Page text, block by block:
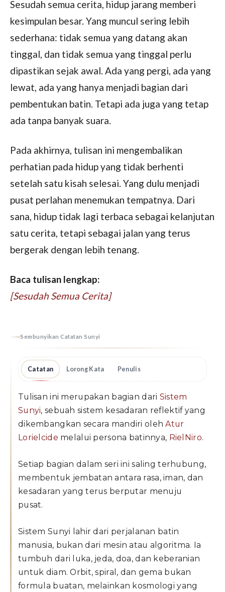
Sesudah semua cerita, hidup jarang memberi
kesimpulan besar. Yang muncul sering lebih
sederhana: tidak semua yang datang akan
tinggal, dan tidak semua yang tinggal perlu
dipastikan sejak awal. Ada yang pergi, ada yang
lewat, ada yang hanya menjadi bagian dari
pembentukan batin. Tetapi ada juga yang tetap
ada tanpa banyak suara.
Pada akhirnya, tulisan ini mengembalikan
perhatian pada hidup yang tidak berhenti
setelah satu kisah selesai. Yang dulu menjadi
pusat perlahan menemukan tempatnya. Dari
sana, hidup tidak lagi terbaca sebagai kelanjutan
satu cerita, tetapi sebagai jalan yang terus
bergerak dengan lebih tenang.
Baca tulisan lengkap:
[Sesudah Semua Cerita]
Sembunyikan Catatan Sunyi
Catatan Lorong Kata Penulis
Tulisan ini merupakan bagian dari Sistem
Sunyi, sebuah sistem kesadaran reflektif yang
dikembangkan secara mandiri olehAtur
Lorielcide melalui persona batinnya, RielNiro.
Setiap bagian dalam seri ini saling terhubung,
membentuk jembatan antara rasa, iman, dan
kesadaran yang terus berputar menuju
pusat.
Sistem Sunyi lahir dari perjalanan batin
manusia, bukan dari mesin atau algoritma. Ia
tumbuh dari luka, jeda, doa, dan keberanian
untuk diam. Orbit, spiral, dan gema bukan
formula buatan, melainkan kosmologi yang